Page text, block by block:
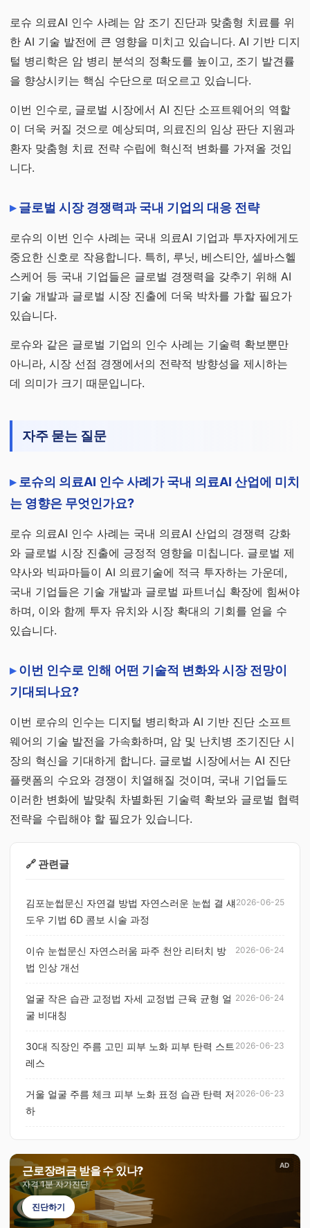
로슈 의료AI 인수 사례는 암 조기 진단과 맞춤형 치료를 위
한 AI 기술 발전에 큰 영향을 미치고 있습니다. AI 기반 디지
털 병리학은 암 병리 분석의 정확도를 높이고, 조기 발견률
을 향상시키는 핵심 수단으로 떠오르고 있습니다.
이번 인수로, 글로벌 시장에서 AI 진단 소프트웨어의 역할
이 더욱 커질 것으로 예상되며, 의료진의 임상 판단 지원과
환자 맞춤형 치료 전략 수립에 혁신적 변화를 가져올 것입
니다.
글로벌 시장 경쟁력과 국내 기업의 대응 전략
로슈의 이번 인수 사례는 국내 의료AI 기업과 투자자에게도
중요한 신호로 작용합니다. 특히, 루닛, 베스티안, 셀바스헬
스케어 등 국내 기업들은 글로벌 경쟁력을 갖추기 위해 AI
기술 개발과 글로벌 시장 진출에 더욱 박차를 가할 필요가
있습니다.
로슈와 같은 글로벌 기업의 인수 사례는 기술력 확보뿐만
아니라, 시장 선점 경쟁에서의 전략적 방향성을 제시하는
데 의미가 크기 때문입니다.
자주 묻는 질문
로슈의 의료AI 인수 사례가 국내 의료AI 산업에 미치
는 영향은 무엇인가요?
로슈 의료AI 인수 사례는 국내 의료AI 산업의 경쟁력 강화
와 글로벌 시장 진출에 긍정적 영향을 미칩니다. 글로벌 제
약사와 빅파마들이 AI 의료기술에 적극 투자하는 가운데,
국내 기업들은 기술 개발과 글로벌 파트너십 확장에 힘써야
하며, 이와 함께 투자 유치와 시장 확대의 기회를 얻을 수
있습니다.
이번 인수로 인해 어떤 기술적 변화와 시장 전망이
기대되나요?
이번 로슈의 인수는 디지털 병리학과 AI 기반 진단 소프트
웨어의 기술 발전을 가속화하며, 암 및 난치병 조기진단 시
장의 혁신을 기대하게 합니다. 글로벌 시장에서는 AI 진단
플랫폼의 수요와 경쟁이 치열해질 것이며, 국내 기업들도
이러한 변화에 발맞춰 차별화된 기술력 확보와 글로벌 협력
전략을 수립해야 할 필요가 있습니다.
🔗 관련글
김포눈썹문신 자연결 방법 자연스러운 눈썹 결 섀
도우 기법 6D 콤보 시술 과정
2026-06-25
이슈 눈썹문신 자연스러움 파주 천안 리터치 방
법 인상 개선
2026-06-24
얼굴 작은 습관 교정법 자세 교정법 근육 균형 얼
굴 비대칭
2026-06-24
30대 직장인 주름 고민 피부 노화 피부 탄력 스트
레스
2026-06-23
거울 얼굴 주름 체크 피부 노화 표정 습관 탄력 저
하
2026-06-23
AD
근로장려금 받을 수 있나?
자격 1분 자가진단
진단하기